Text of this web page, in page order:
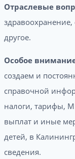
Отраслевые
другое.
Особое
создаем и
справочной
налоги, тарифы,
выплат и иные
детей, в
сведения.